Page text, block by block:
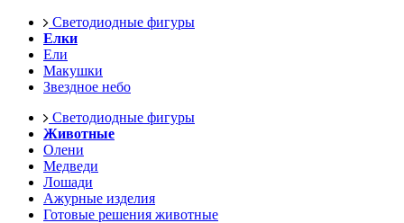
Светодиодные фигуры
Елки
Ели
Макушки
Звездное небо
Светодиодные фигуры
Животные
Олени
Медведи
Лошади
Ажурные изделия
Готовые решения животные